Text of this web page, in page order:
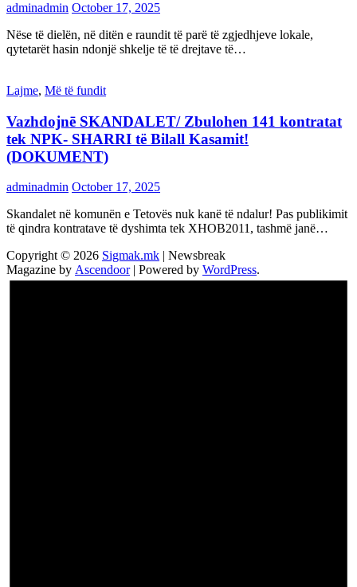
adminadmin October 17, 2025
Nëse të dielën, në ditën e raundit të parë të zgjedhjeve lokale,
qytetarët hasin ndonjë shkelje të të drejtave të…
Lajme, Më të fundit
Vazhdojnē SKANDALET/ Zbulohen 141 kontratat
tek NPK- SHARRI të Bilall Kasamit!
(DOKUMENT)
adminadmin October 17, 2025
Skandalet në komunën e Tetovës nuk kanë të ndalur! Pas publikimit
të qindra kontratave të dyshimta tek XHOB2011, tashmë janë…
Copyright © 2026 Sigmak.mk | Newsbreak
Magazine by Ascendoor| Powered by WordPress.